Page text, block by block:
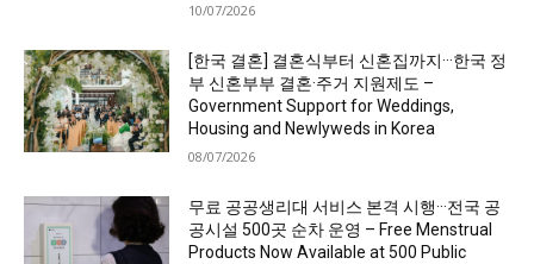
10/07/2026
[한국 결혼] 결혼식부터 신혼집까지···한국 정
부 신혼부부 결혼·주거 지원제도 –
Government Support for Weddings,
Housing and Newlyweds in Korea
08/07/2026
무료 공공생리대 서비스 본격 시행···전국 공
공시설 500곳 순차 운영 – Free Menstrual
Products Now Available at 500 Public